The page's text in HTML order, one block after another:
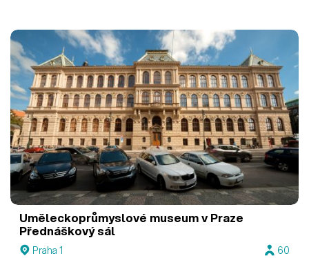
Uměleckoprůmyslové museum v Praze
Přednáškový sál
Praha 1
60